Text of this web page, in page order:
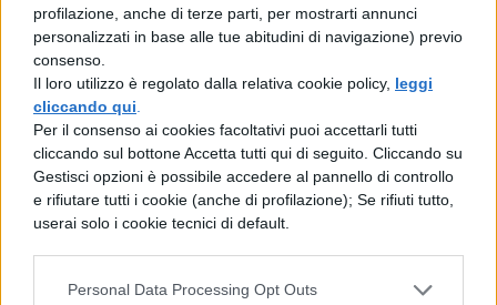
profilazione, anche di terze parti, per mostrarti annunci
personalizzati in base alle tue abitudini di navigazione) previo
consenso.
Il loro utilizzo è regolato dalla relativa cookie policy, leggi
cliccando qui
Per il consenso ai cookies facoltativi puoi accettarli tutti
cliccando sul bottone Accetta tutti qui di seguito. Cliccando su
Gestisci opzioni è possibile accedere al pannello di controllo
e rifiutare tutti i cookie (anche di profilazione); Se rifiuti tutto,
userai solo i cookie tecnici di default.
Personal Data Processing Opt Outs
109-
111
con sì veloce
spessa nube,
quando piove / da
quel confine che
più va remoto,
movimento così veloce
densa, quando cade da
quella regione
lontana dalla terra,
112-
com’io vidi calar
l’uccel di Giove /
per l’alber giù,
rompendo de la
foglie nove;
Come vidi scendere
l’aquila di Giove (simbolo
dell’Impero romano) giù
attraverso l’albero,
e delle foglie nuove;